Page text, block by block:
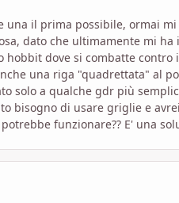
una il prima possibile, ormai
dato che ultimamente mi
hobbit dove si combatte
una riga "quadrettata" al
solo a qualche gdr più
bisogno di usare griglie e
funzionare?? E' una